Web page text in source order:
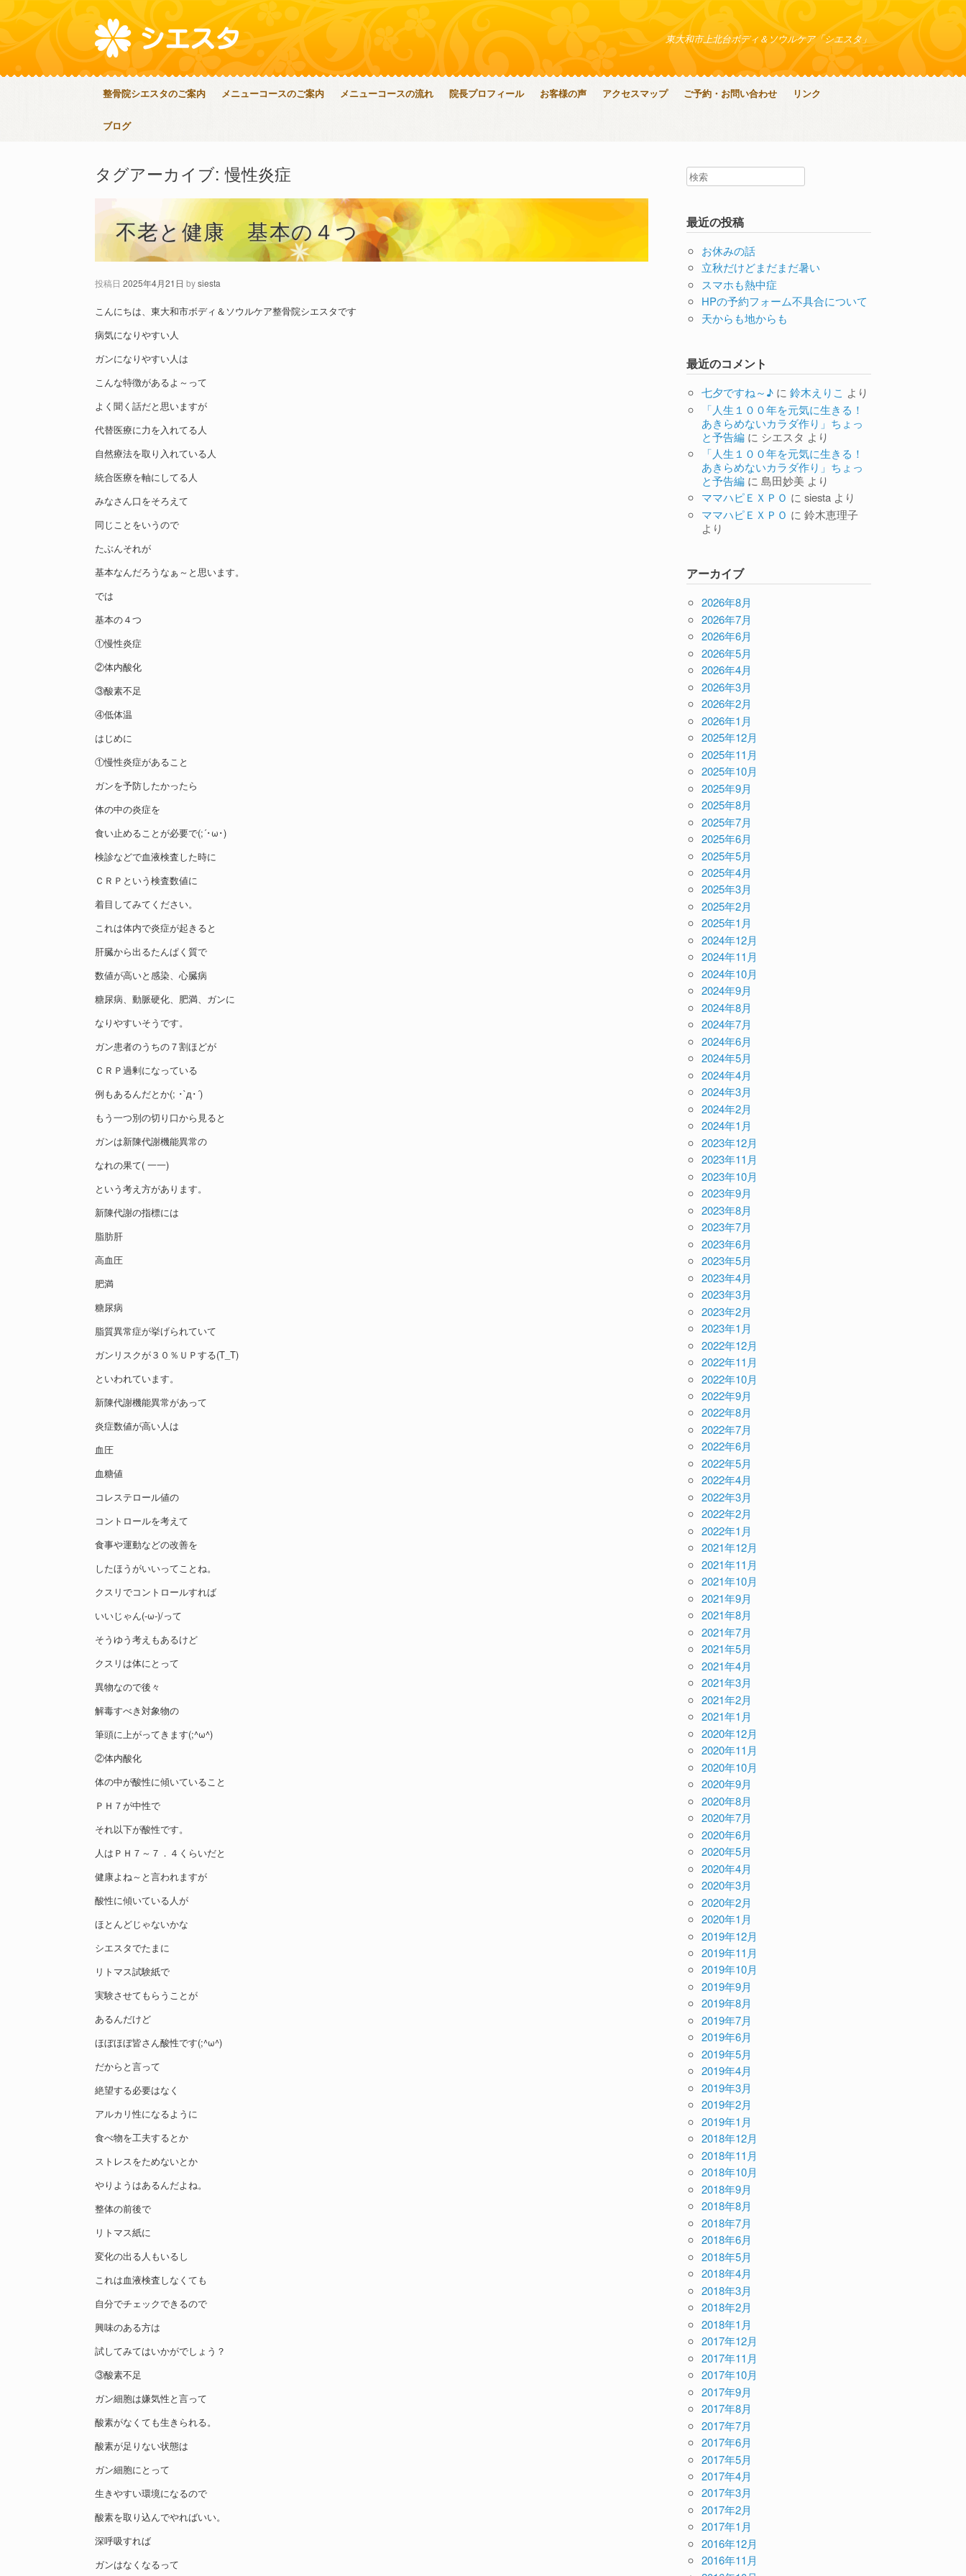
東大和市上北台ボディ＆ソウルケア「シエスタ」
整骨院シエスタのご案内 メニューコースのご案内 メニューコースの流れ 院長プロフィール お客様の声 アクセスマップ ご予約・お問い合わせ リンク
ブログ
タグアーカイブ:慢性炎症
不老と健康 基本の４つ
投稿日 2025年4月21日 bysiesta
こんにちは、東大和市ボディ＆ソウルケア整骨院シエスタです
病気になりやすい人
ガンになりやすい人は
こんな特徴があるよ～って
よく聞く話だと思いますが
代替医療に力を入れてる人
自然療法を取り入れている人
統合医療を軸にしてる人
みなさん口をそろえて
同じことをいうので
たぶんそれが
基本なんだろうなぁ～と思います。
では
基本の４つ
①慢性炎症
②体内酸化
③酸素不足
④低体温
はじめに
①慢性炎症があること
ガンを予防したかったら
体の中の炎症を
食い止めることが必要で(;´･ω･)
検診などで血液検査した時に
ＣＲＰという検査数値に
着目してみてください。
これは体内で炎症が起きると
肝臓から出るたんぱく質で
数値が高いと感染、心臓病
糖尿病、動脈硬化、肥満、ガンに
なりやすいそうです。
ガン患者のうちの７割ほどが
ＣＲＰ過剰になっている
例もあるんだとか(; ･`д･´)
もう一つ別の切り口から見ると
ガンは新陳代謝機能異常の
なれの果て( 一一)
という考え方があります。
新陳代謝の指標には
脂肪肝
高血圧
肥満
糖尿病
脂質異常症が挙げられていて
ガンリスクが３０％ＵＰする(T_T)
といわれています。
新陳代謝機能異常があって
炎症数値が高い人は
血圧
血糖値
コレステロール値の
コントロールを考えて
食事や運動などの改善を
したほうがいいってことね。
クスリでコントロールすれば
いいじゃん(-ω-)/って
そうゆう考えもあるけど
クスリは体にとって
異物なので後々
解毒すべき対象物の
筆頭に上がってきます(;^ω^)
②体内酸化
体の中が酸性に傾いていること
ＰＨ７が中性で
それ以下が酸性です。
人はＰＨ７～７．４くらいだと
健康よね～と言われますが
酸性に傾いている人が
ほとんどじゃないかな
シエスタでたまに
リトマス試験紙で
実験させてもらうことが
あるんだけど
ほぼほぼ皆さん酸性です(;^ω^)
だからと言って
絶望する必要はなく
アルカリ性になるように
食べ物を工夫するとか
ストレスをためないとか
やりようはあるんだよね。
整体の前後で
リトマス紙に
変化の出る人もいるし
これは血液検査しなくても
自分でチェックできるので
興味のある方は
試してみてはいかがでしょう？
③酸素不足
ガン細胞は嫌気性と言って
酸素がなくても生きられる。
酸素が足りない状態は
ガン細胞にとって
生きやすい環境になるので
酸素を取り込んでやればいい。
深呼吸すれば
ガンはなくなるって
最近の投稿
お休みの話
立秋だけどまだまだ暑い
スマホも熱中症
HPの予約フォーム不具合について
天からも地からも
最近のコメント
七夕ですね～♪ に鈴木えりこ より
「人生１００年を元気に生きる！
あきらめないカラダ作り」ちょっ
と予告編 に シエスタ より
「人生１００年を元気に生きる！
あきらめないカラダ作り」ちょっ
と予告編 に島田妙美 より
ママハピＥＸＰＯ にsiesta より
ママハピＥＸＰＯ に鈴木恵理子
より
アーカイブ
2026年8月
2026年7月
2026年6月
2026年5月
2026年4月
2026年3月
2026年2月
2026年1月
2025年12月
2025年11月
2025年10月
2025年9月
2025年8月
2025年7月
2025年6月
2025年5月
2025年4月
2025年3月
2025年2月
2025年1月
2024年12月
2024年11月
2024年10月
2024年9月
2024年8月
2024年7月
2024年6月
2024年5月
2024年4月
2024年3月
2024年2月
2024年1月
2023年12月
2023年11月
2023年10月
2023年9月
2023年8月
2023年7月
2023年6月
2023年5月
2023年4月
2023年3月
2023年2月
2023年1月
2022年12月
2022年11月
2022年10月
2022年9月
2022年8月
2022年7月
2022年6月
2022年5月
2022年4月
2022年3月
2022年2月
2022年1月
2021年12月
2021年11月
2021年10月
2021年9月
2021年8月
2021年7月
2021年5月
2021年4月
2021年3月
2021年2月
2021年1月
2020年12月
2020年11月
2020年10月
2020年9月
2020年8月
2020年7月
2020年6月
2020年5月
2020年4月
2020年3月
2020年2月
2020年1月
2019年12月
2019年11月
2019年10月
2019年9月
2019年8月
2019年7月
2019年6月
2019年5月
2019年4月
2019年3月
2019年2月
2019年1月
2018年12月
2018年11月
2018年10月
2018年9月
2018年8月
2018年7月
2018年6月
2018年5月
2018年4月
2018年3月
2018年2月
2018年1月
2017年12月
2017年11月
2017年10月
2017年9月
2017年8月
2017年7月
2017年6月
2017年5月
2017年4月
2017年3月
2017年2月
2017年1月
2016年12月
2016年11月